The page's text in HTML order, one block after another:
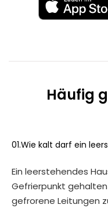
Häufig
01.Wie kalt darf ein
Ein leerstehendes
Gefrierpunkt
gefrorene Leitungen